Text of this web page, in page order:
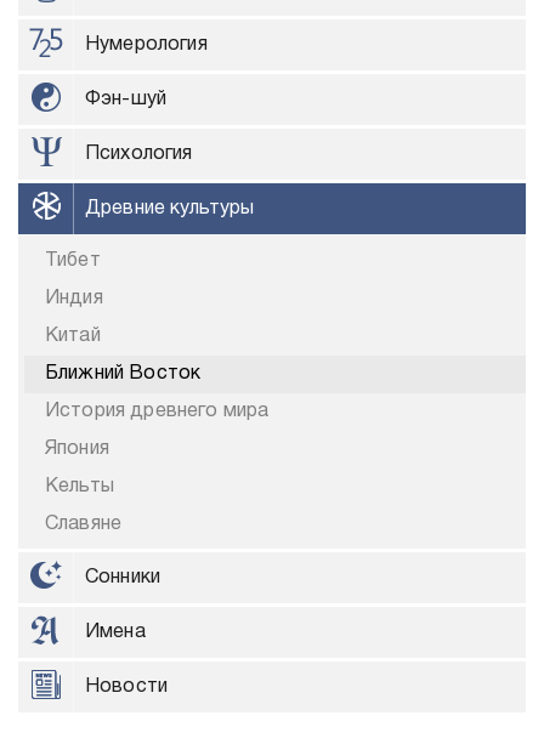
Нумерология
Фэн-шуй
Психология
Древние культуры
Тибет
Индия
Китай
Ближний Восток
История древнего мира
Япония
Кельты
Славяне
Сонники
Имена
Новости